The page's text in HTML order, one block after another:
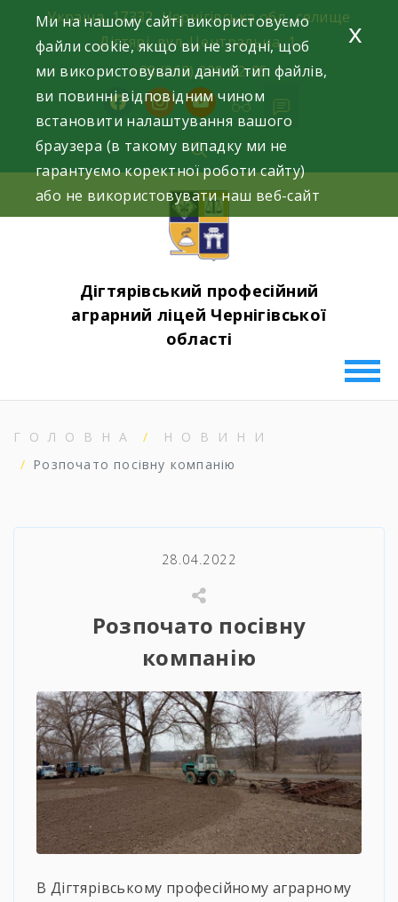
content
Україна, 17332, Чернігівська обл., селище
Дігтярі, вул. Центральна, 1.
+38 (063) 220-52-85
facebookinstagramyoutube
Дігтярівський професійний
аграрний ліцей Чернігівської
області
ГОЛОВНА
НОВИНИ
Розпочато посівну компанію
28.04.2022
Розпочато посівну
компанію
В Дігтярівському професійному аграрному
Ми на нашому сайті використовуємо
файли cookie, якщо ви не згодні, щоб
ми використовували даний тип файлів,
ви повинні відповідним чином
встановити налаштування вашого
браузера (в такому випадку ми не
гарантуємо коректної роботи сайту)
або не використовувати наш веб-сайт
x